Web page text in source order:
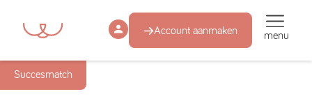
Account aanmaken menu
Succesmatch